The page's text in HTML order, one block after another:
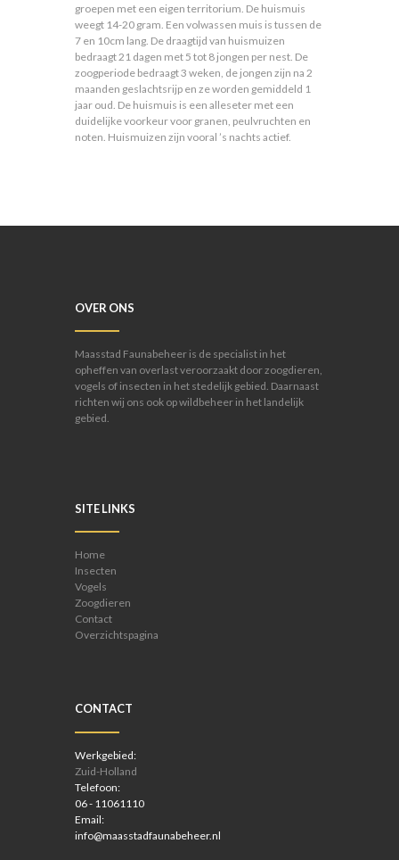
groepen met een eigen territorium. De huismuis
weegt 14-20 gram. Een volwassen muis is tussen de
7 en 10cm lang. De draagtijd van huismuizen
bedraagt 21 dagen met 5 tot 8 jongen per nest. De
zoogperiode bedraagt 3 weken, de jongen zijn na 2
maanden geslachtsrijp en ze worden gemiddeld 1
jaar oud. De huismuis is een alleseter met een
duidelijke voorkeur voor granen, peulvruchten en
noten. Huismuizen zijn vooral ’s nachts actief.
OVER ONS
Maasstad Faunabeheer is de specialist in het
opheffen van overlast veroorzaakt door zoogdieren,
vogels of insecten in het stedelijk gebied. Daarnaast
richten wij ons ook op wildbeheer in het landelijk
gebied.
SITE LINKS
Home
Insecten
Vogels
Zoogdieren
Contact
Overzichtspagina
CONTACT
Werkgebied:
Zuid-Holland
Telefoon:
06 - 11061110
Email:
info@maasstadfaunabeheer.nl